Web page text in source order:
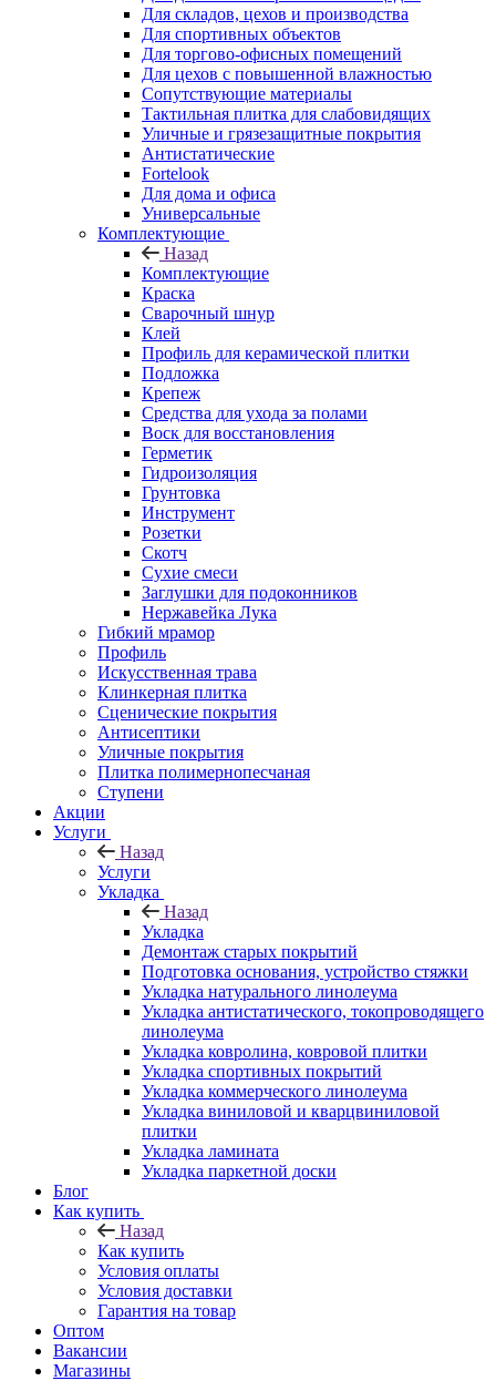
Для складов, цехов и производства
Для спортивных объектов
Для торгово-офисных помещений
Для цехов с повышенной влажностью
Сопутствующие материалы
Тактильная плитка для слабовидящих
Уличные и грязезащитные покрытия
Антистатические
Fortelook
Для дома и офиса
Универсальные
Комплектующие
Назад
Комплектующие
Краска
Сварочный шнур
Клей
Профиль для керамической плитки
Подложка
Крепеж
Средства для ухода за полами
Воск для восстановления
Герметик
Гидроизоляция
Грунтовка
Инструмент
Розетки
Скотч
Сухие смеси
Заглушки для подоконников
Нержавейка Лука
Гибкий мрамор
Профиль
Искусственная трава
Клинкерная плитка
Сценические покрытия
Антисептики
Уличные покрытия
Плитка полимернопесчаная
Ступени
Акции
Услуги
Назад
Услуги
Укладка
Назад
Укладка
Демонтаж старых покрытий
Подготовка основания, устройство стяжки
Укладка натурального линолеума
Укладка антистатического, токопроводящего
линолеума
Укладка ковролина, ковровой плитки
Укладка спортивных покрытий
Укладка коммерческого линолеума
Укладка виниловой и кварцвиниловой
плитки
Укладка ламината
Укладка паркетной доски
Блог
Как купить
Назад
Как купить
Условия оплаты
Условия доставки
Гарантия на товар
Оптом
Вакансии
Магазины